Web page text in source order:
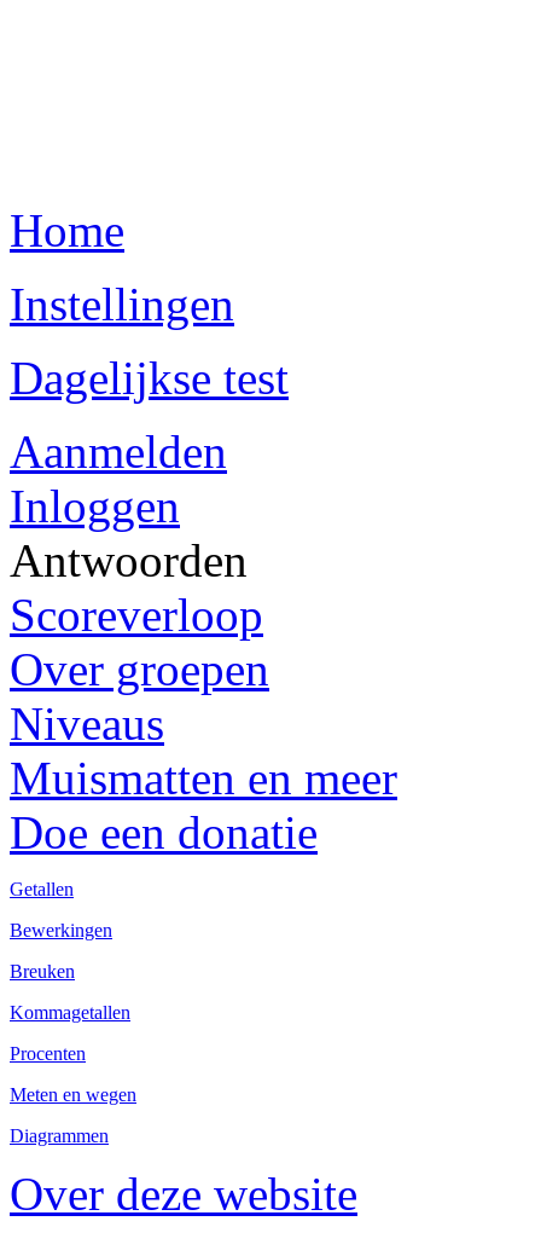
Home
Instellingen
Dagelijkse test
Aanmelden
Inloggen
Antwoorden
Scoreverloop
Over groepen
Niveaus
Muismatten en meer
Doe een donatie
Getallen
Bewerkingen
Breuken
Kommagetallen
Procenten
Meten en wegen
Diagrammen
Over deze website